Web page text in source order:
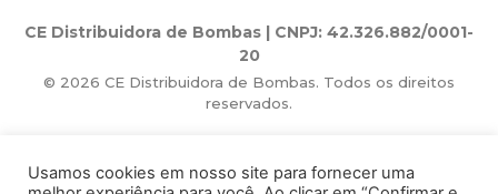
CE Distribuidora de Bombas | CNPJ: 42.326.882/0001-
20
© 2026 CE Distribuidora de Bombas. Todos os direitos
reservados.
Usamos cookies em nosso site para fornecer uma